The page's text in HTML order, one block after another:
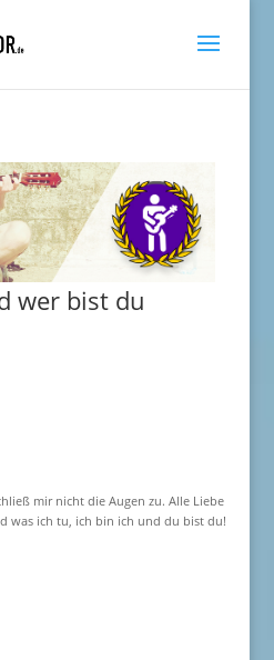
wer bist du
mir nicht die Augen zu. Alle Liebe
was ich tu, ich bin ich und du bist du!